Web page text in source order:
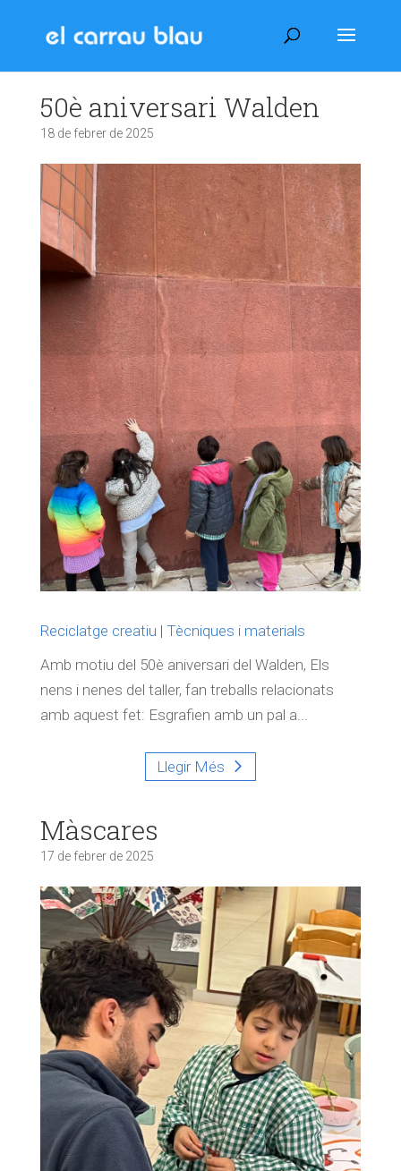
50è aniversari Walden
18 de febrer de 2025
Reciclatge creatiu | Tècniques i materials
Amb motiu del 50è aniversari del Walden, Els
nens i nenes del taller, fan treballs relacionats
amb aquest fet: Esgrafien amb un pal a...
Llegir Més
Màscares
17 de febrer de 2025